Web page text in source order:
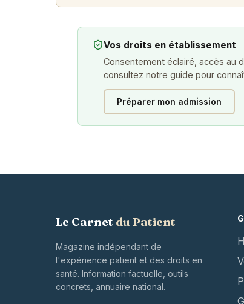
Vos droits en établissement
Consentement éclairé, accès au
consultez notre guide pour
Préparer mon admission
Le Carnet du Patient
Magazine indépendant de
l'expérience patient et des droits en
santé. Information factuelle, outils
concrets, annuaire national.